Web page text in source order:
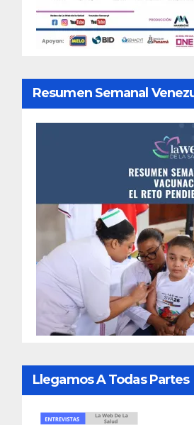
Resumen Semanal
Llegamos A Todas Partes